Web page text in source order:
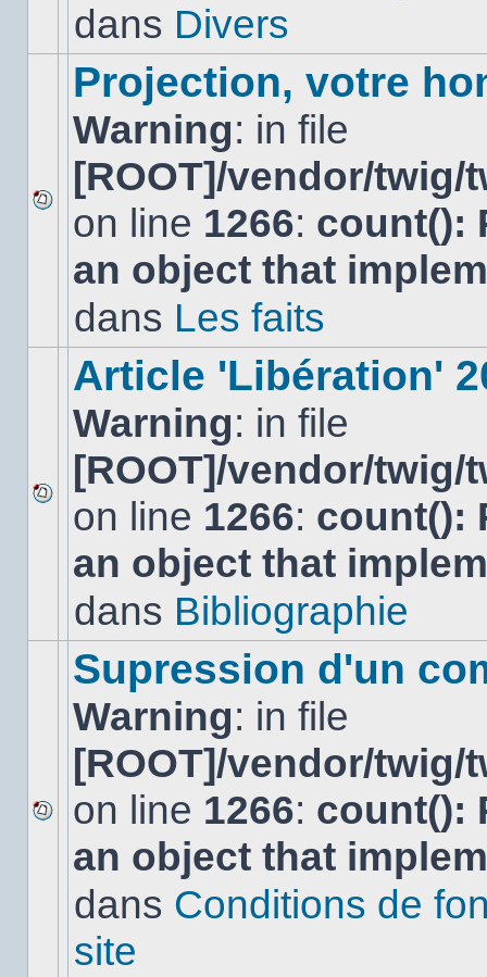
dansdans Divers
Aucun
nouveau
message
non-
dans
Projection, votre
Warning: in file
[ROOT]/vendor/
on line 1266: count():
an object that
dans Les faits
Aucun
nouveau
message
non-
dans
Article 'Libération'
Warning: in file
[ROOT]/vendor/
on line 1266: count():
an object that
dans Bibliographie
Aucun
nouveau
message
sujet.
Supression d'un
Warning: in file
[ROOT]/vendor/
on line 1266: count():
an object that
dans Conditions de
site